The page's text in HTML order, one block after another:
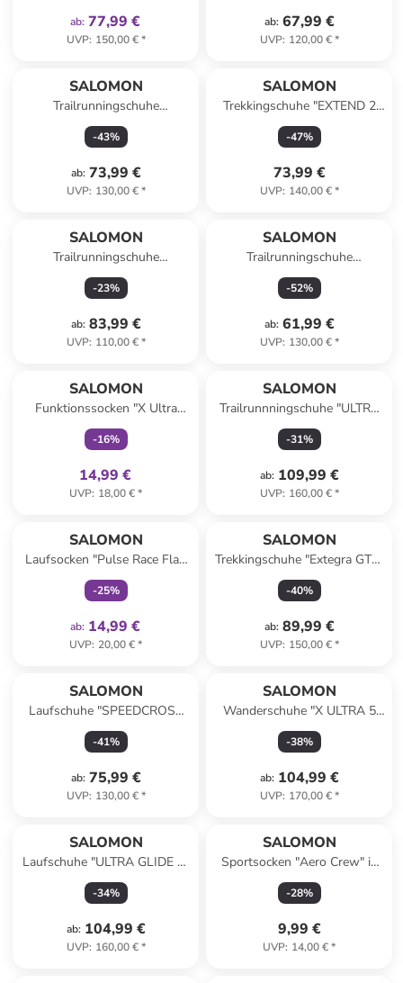
ab: 77,99 €
UVP: 150,00 €*
ab: 67,99 €
UVP: 120,00 €*
SALOMON
Trailrunningschuhe
"SPEEDCROSS PEAK GORE-
TEX" in Dunkelblau
-43%
ab: 73,99 €
UVP: 130,00 €*
SALOMON
Trekkingschuhe "EXTEND 2
GORE-TEX" in Grün
-47%
73,99 €
UVP: 140,00 €*
SALOMON
Trailrunningschuhe
"Speedcross Peak" in Schwarz
-23%
ab: 83,99 €
UVP: 110,00 €*
SALOMON
Trailrunningschuhe
"EXAMOTION" in Schwarz
-52%
ab: 61,99 €
UVP: 130,00 €*
SALOMON
Funktionssocken "X Ultra
Quarter" in Dunkelblau
-16%
14,99 €
UVP: 18,00 €*
SALOMON
Trailrunnningschuhe "ULTRA
GLIDE 4" in Weiß/ Grau
-31%
ab: 109,99 €
UVP: 160,00 €*
SALOMON
Laufsocken "Pulse Race Flag
Crew" in Weiß/ Bunt
-25%
ab: 14,99 €
UVP: 20,00 €*
SALOMON
Trekkingschuhe "Extegra GTX"
in Lila/ Anthrazit
-40%
ab: 89,99 €
UVP: 150,00 €*
SALOMON
Laufschuhe "SPEEDCROSS
PEAK GTX" in Schwarz
-41%
ab: 75,99 €
UVP: 130,00 €*
SALOMON
Wanderschuhe "X ULTRA 5
GTX" in Beige/ Lila/ Anthrazit
-38%
ab: 104,99 €
UVP: 170,00 €*
SALOMON
Laufschuhe "ULTRA GLIDE 4"
in Rosa
-34%
ab: 104,99 €
UVP: 160,00 €*
SALOMON
Sportsocken "Aero Crew" in
Orange
-28%
9,99 €
UVP: 14,00 €*